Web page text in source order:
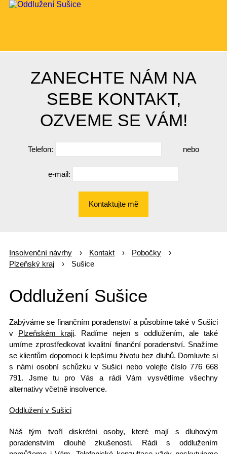
ZANECHTE NÁM NA
SEBE KONTAKT,
OZVEME SE VÁM!
Telefon: nebo
e-mail:
Kontaktujte mě
Insolvenční návrhy Kontakt
Pobočky
Plzeňský kraj
Sušice
Oddlužení Sušice
Zabýváme se finančním poradenství a působíme také v Sušici
v Plzeňském kraji. Radíme nejen s oddlužením, ale také
umíme zprostředkovat kvalitní finanční poradenství. Snažíme
se klientům dopomoci k lepšímu životu bez dluhů. Domluvte si
s námi osobní schůzku v Sušici nebo volejte číslo 776 668
791. Jsme tu pro Vás a rádi Vám vysvětlíme všechny
alternativy včetně insolvence.
Oddlužení v Sušici
Náš tým tvoří diskrétní osoby, které mají sdluhovým
poradenstvím dlouhé zkušenosti. Rádi s oddlužením